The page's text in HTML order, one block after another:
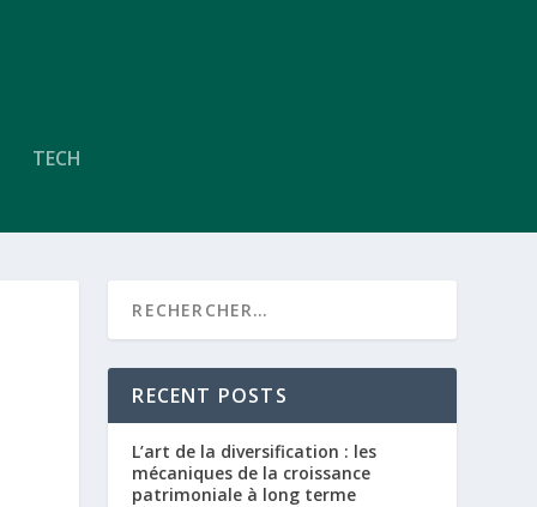
TECH
RECENT POSTS
L’art de la diversification : les
mécaniques de la croissance
patrimoniale à long terme